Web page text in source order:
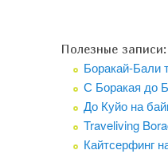
Полезные записи:
Боракай-Бали
С Боракая до
До Куйо на
Traveliving
Кайтсерфинг